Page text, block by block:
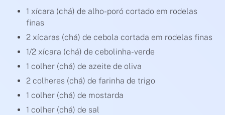
1 xícara (chá) de alho-poró cortado em rodelas
finas
2 xícaras (chá) de cebola cortada em rodelas finas
1/2 xícara (chá) de cebolinha-verde
1 colher (chá) de azeite de oliva
2 colheres (chá) de farinha de trigo
1 colher (chá) de mostarda
1 colher (chá) de sal